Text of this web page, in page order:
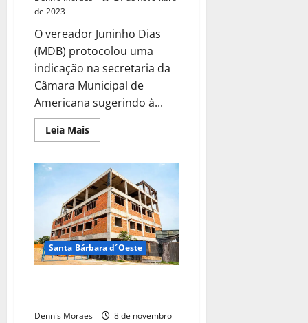
de 2023
O vereador Juninho Dias
(MDB) protocolou uma
indicação na secretaria da
Câmara Municipal de
Americana sugerindo à...
Leia Mais
Santa Bárbara d´Oeste
Dennis Moraes
8 de novembro